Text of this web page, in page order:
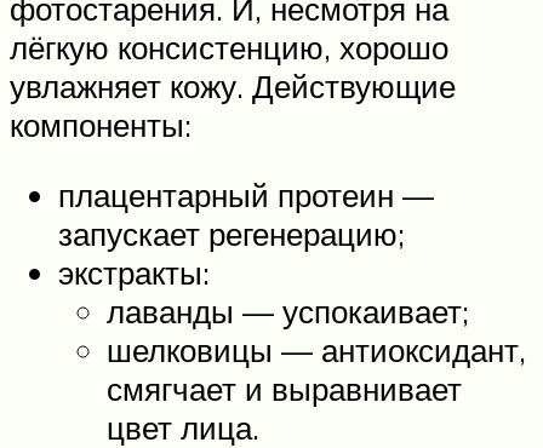
фотостарения. И, несмотря на
лёгкую консистенцию, хорошо
увлажняет кожу. Действующие
компоненты:
плацентарный протеин —
запускает регенерацию;
экстракты:
лаванды — успокаивает;
шелковицы — антиоксидант,
смягчает и выравнивает
цвет лица.